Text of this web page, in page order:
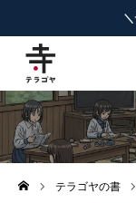
テラゴヤの書
はじめての方へ
教育ニュースまとめ
ヨミモノ・特集